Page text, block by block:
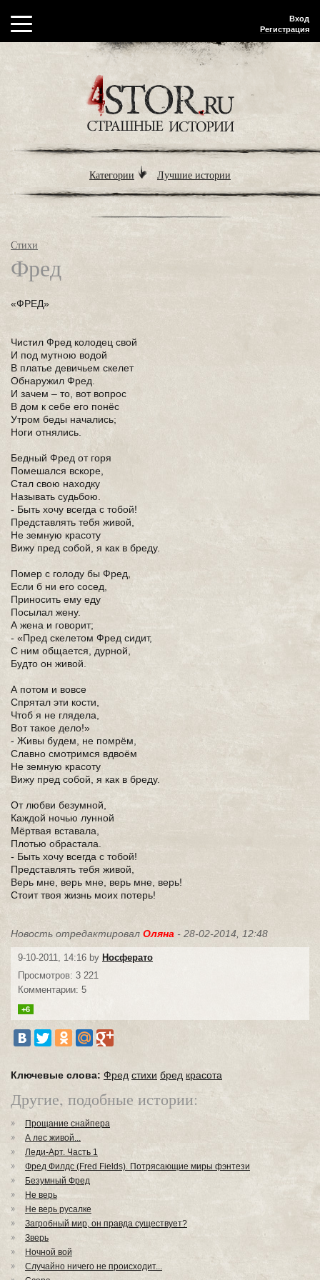
Вход
Регистрация
Категории Лучшие истории
Стихи
Фред
«ФРЕД»
Чистил Фред колодец свой
И под мутною водой
В платье девичьем скелет
Обнаружил Фред.
И зачем – то, вот вопрос
В дом к себе его понёс
Утром беды начались;
Ноги отнялись.
Бедный Фред от горя
Помешался вскоре,
Стал свою находку
Называть судьбою.
- Быть хочу всегда с тобой!
Представлять тебя живой,
Не земную красоту
Вижу пред собой, я как в бреду.
Помер с голоду бы Фред,
Если б ни его сосед,
Приносить ему еду
Посылал жену.
А жена и говорит;
- «Пред скелетом Фред сидит,
С ним общается, дурной,
Будто он живой.
А потом и вовсе
Спрятал эти кости,
Чтоб я не глядела,
Вот такое дело!»
- Живы будем, не помрём,
Славно смотримся вдвоём
Не земную красоту
Вижу пред собой, я как в бреду.
От любви безумной,
Каждой ночью лунной
Мёртвая вставала,
Плотью обрастала.
- Быть хочу всегда с тобой!
Представлять тебя живой,
Верь мне, верь мне, верь мне, верь!
Стоит твоя жизнь моих потерь!
Новость отредактировал Оляна - 28-02-2014, 12:48
9-10-2011, 14:16 by Носферато
Просмотров: 3 221
Комментарии: 5
+6
Ключевые слова: Фред стихи бред красота
Другие, подобные истории:
Прощание снайпера
А лес живой...
Леди-Арт. Часть 1
Фред Филдс (Fred Fields). Потрясающие миры фэнтези
Безумный Фред
Не верь
Не верь русалке
Загробный мир, он правда существует?
Зверь
Ночной вой
Случайно ничего не происходит...